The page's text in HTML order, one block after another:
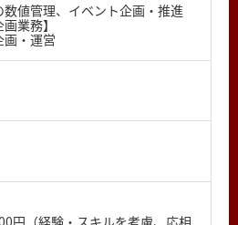
数値管理、イベント企画・推進
業務】
画・運営